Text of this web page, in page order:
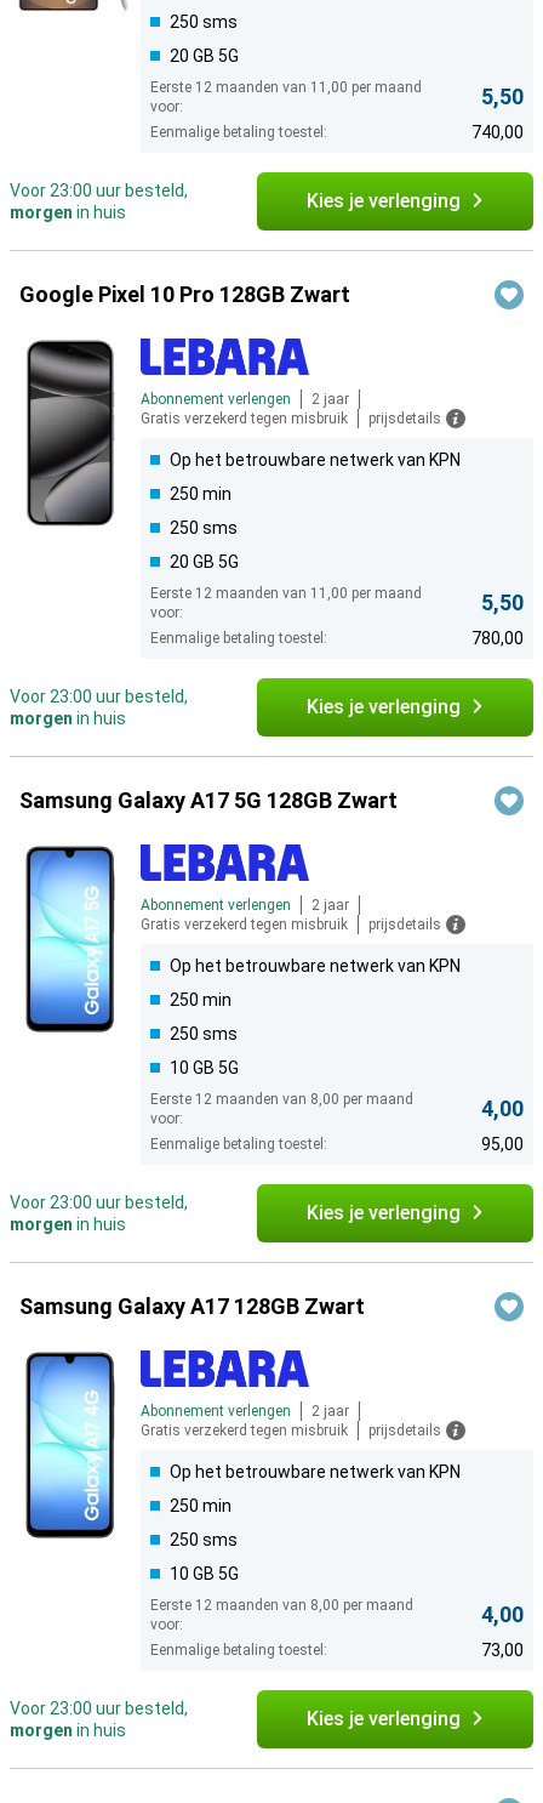
250 sms
20 GB 5G
Eerste 12 maanden van 11,00 per maand
voor:
5,50
Eenmalige betaling toestel: 740,00
Voor 23:00 uur besteld,
morgen in huis Kies je verlenging
Google Pixel 10 Pro 128GB Zwart
Abonnement verlengen
2 jaar
Gratis verzekerd tegen misbruik
prijsdetails
Op het betrouwbare netwerk van KPN
250 min
250 sms
20 GB 5G
Eerste 12 maanden van 11,00 per maand
voor:
5,50
Eenmalige betaling toestel: 780,00
Voor 23:00 uur besteld,
morgen in huis Kies je verlenging
Samsung Galaxy A17 5G 128GB Zwart
Abonnement verlengen
2 jaar
Gratis verzekerd tegen misbruik
prijsdetails
Op het betrouwbare netwerk van KPN
250 min
250 sms
10 GB 5G
Eerste 12 maanden van 8,00 per maand
voor:
4,00
Eenmalige betaling toestel: 95,00
Voor 23:00 uur besteld,
morgen in huis Kies je verlenging
Samsung Galaxy A17 128GB Zwart
Abonnement verlengen
2 jaar
Gratis verzekerd tegen misbruik
prijsdetails
Op het betrouwbare netwerk van KPN
250 min
250 sms
10 GB 5G
Eerste 12 maanden van 8,00 per maand
voor:
4,00
Eenmalige betaling toestel: 73,00
Voor 23:00 uur besteld,
morgen in huis Kies je verlenging